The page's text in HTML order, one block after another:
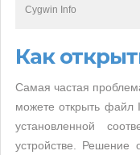
Cygwin Info
Как
Самая частая
можете открыть файл
установленной
устройстве. Решение